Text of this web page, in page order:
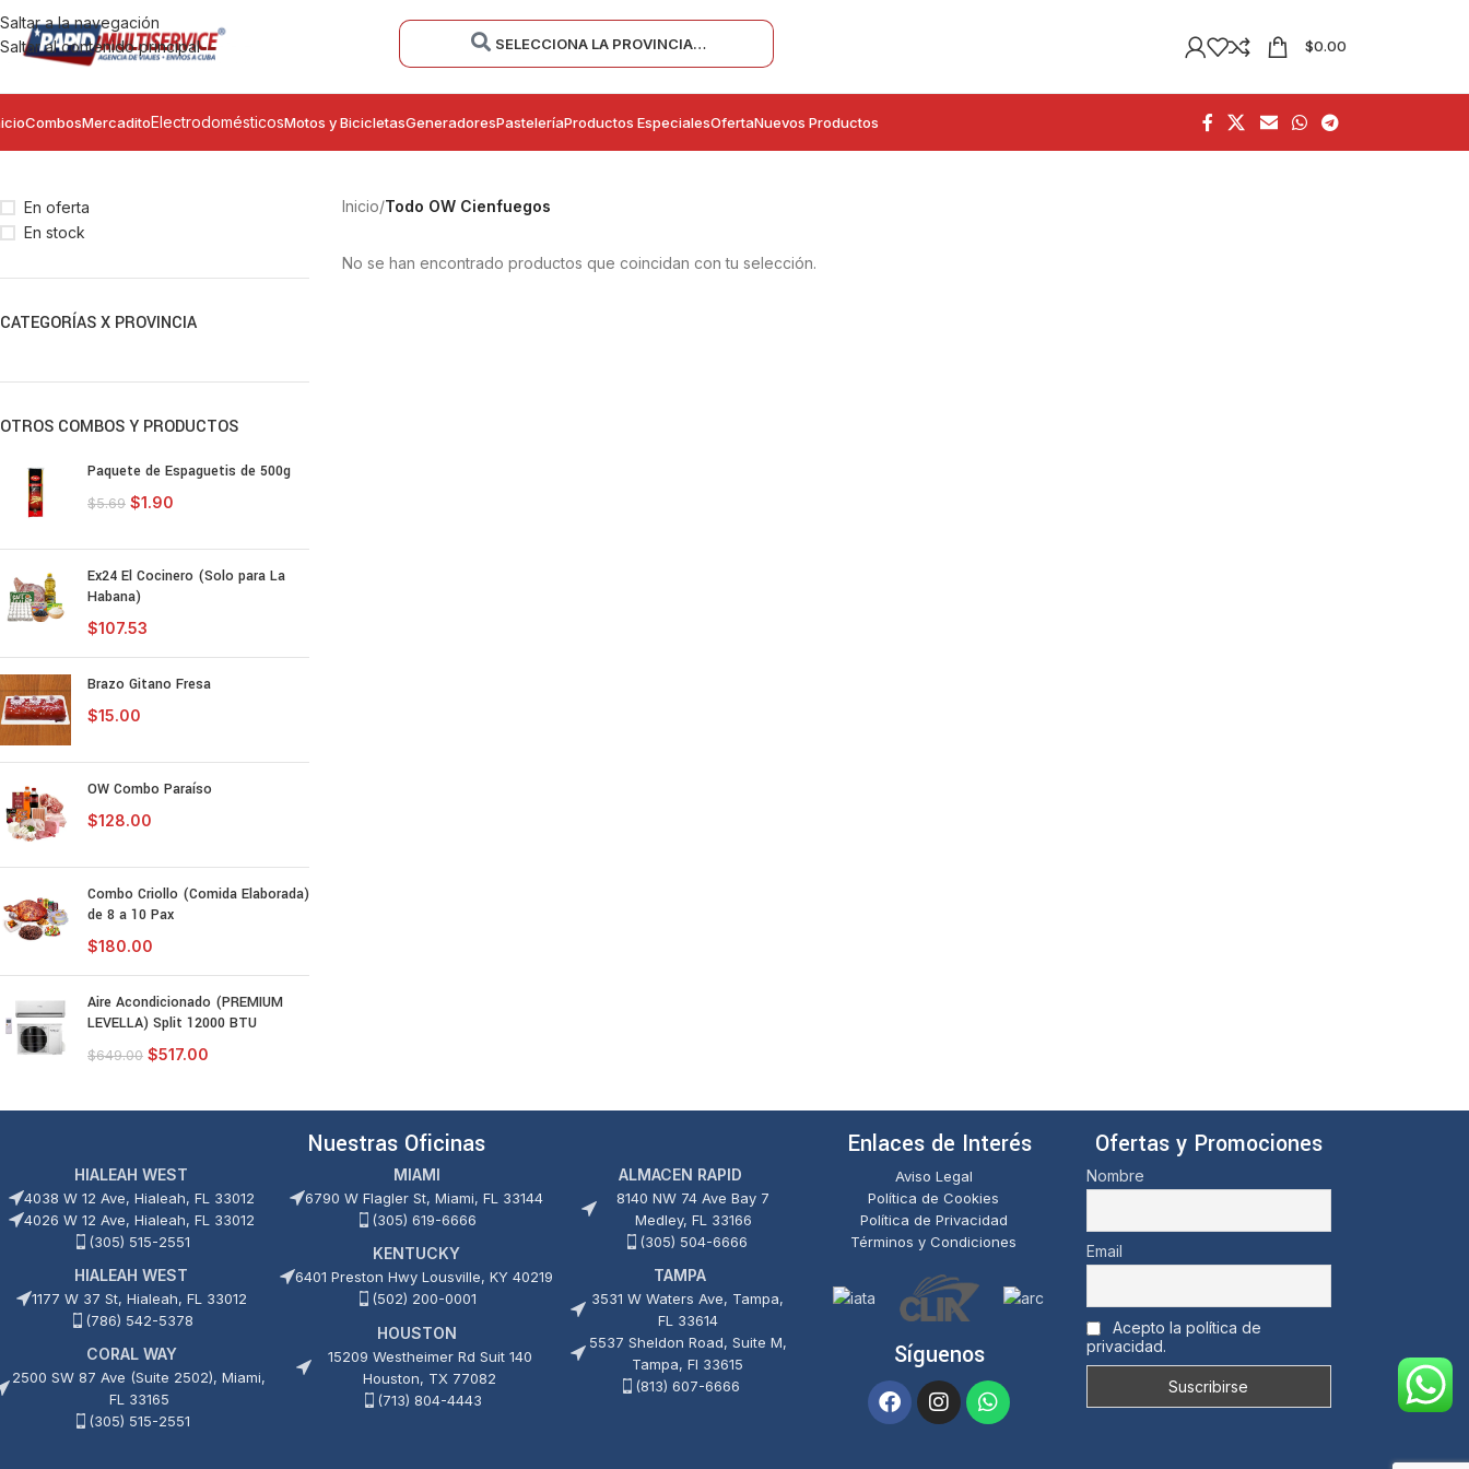
Saltar a la navegación
Saltar al contenido principal
SELECCIONA LA PROVINCIA… $0.00
CombosMercaditoElectrodomésticosMotos y BicicletasGeneradoresPasteleríaProductos EspecialesOfertaNuevos Productos
En oferta
En stock
CATEGORÍAS X PROVINCIA
OTROS COMBOS Y PRODUCTOS
Paquete de Espaguetis de 500g
$5.69 $1.90
Ex24 El Cocinero (Solo para La
Habana)
$107.53
Brazo Gitano Fresa
$15.00
OW Combo Paraíso
$128.00
Combo Criollo (Comida Elaborada)
de 8 a 10 Pax
$180.00
Aire Acondicionado (PREMIUM
LEVELLA) Split 12000 BTU
$649.00 $517.00
Inicio/Todo OW Cienfuegos
No se han encontrado productos que coincidan con tu selección.
Nuestras Oficinas
HIALEAH WEST
4038 W 12 Ave, Hialeah, FL 33012
4026 W 12 Ave, Hialeah, FL 33012
(305) 515-2551
HIALEAH WEST
1177 W 37 St, Hialeah, FL 33012
(786) 542-5378
CORAL WAY
2500 SW 87 Ave (Suite 2502), Miami,
FL 33165
(305) 515-2551
MIAMI
6790 W Flagler St, Miami, FL 33144
(305) 619-6666
KENTUCKY
6401 Preston Hwy Lousville, KY 40219
(502) 200-0001
HOUSTON
15209 Westheimer Rd Suit 140
Houston, TX 77082
(713) 804-4443
ALMACEN RAPID
8140 NW 74 Ave Bay 7
Medley, FL 33166
(305) 504-6666
TAMPA
3531 W Waters Ave, Tampa,
FL 33614
5537 Sheldon Road, Suite M,
Tampa, Fl 33615
(813) 607-6666
Enlaces de Interés
Aviso Legal
Política de Cookies
Política de Privacidad
Términos y Condiciones
Síguenos
Ofertas y Promociones
Nombre
Email
Acepto la política de
privacidad.